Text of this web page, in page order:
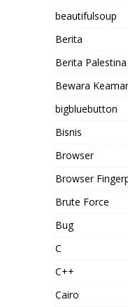
beautifulsoup
Berita
Berita Palestina
Bewara
bigbluebutton
Bisnis
Browser
Browser
Brute Force
Bug
C
C++
Cairo